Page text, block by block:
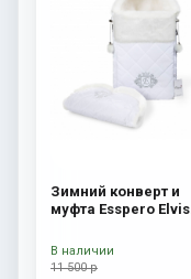
Зимний конверт и
муфта Esspero Elvis
Like
11 500 р
В наличии